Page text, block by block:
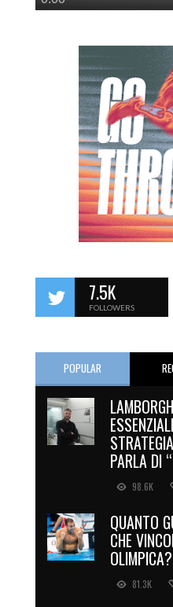
7.5K
FOLLOWERS
POPULAR
PARLA DI
98.6K
QUANTO
CHE
OLIMPICA?
81.3K